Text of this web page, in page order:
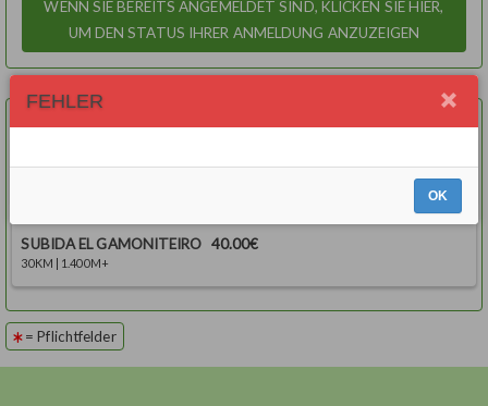
Wählen Sie eine Option
SUBIDA EL GAMONITEIRO 40.00€
30KM | 1.400M+
= Pflichtfelder
FEHLER
OK